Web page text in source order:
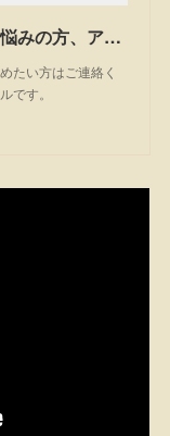
永田ドッグスクール | 犬のしつけで悩みの方、アジリティーを始めたい方は一度ご相談ください。私たちは茨城県笠間市のドッグスクールです。
たい方はご連絡く
です。